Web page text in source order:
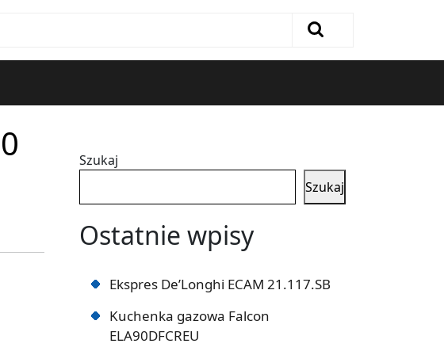
Szukaj
Szukaj
Ostatnie wpisy
Ekspres De’Longhi ECAM 21.117.SB
Kuchenka gazowa Falcon
ELA90DFCREU